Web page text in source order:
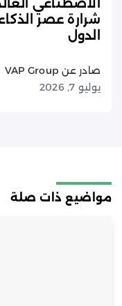
شرارة عصر
الدول
صادر عن VAP Group
يوليو 7, 2026
مواضيع ذات صلة